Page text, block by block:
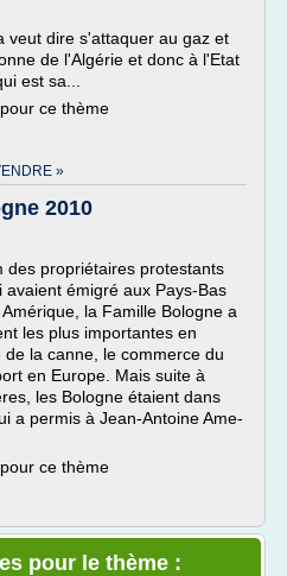
veut dire s'attaquer au gaz et
de l'Algérie et donc à l'Etat
est sa...
ce thème
»
2010
des propriétaires protestants
émigré aux Pays-Bas
la Famille Bologne a
les plus importantes en
la canne, le commerce du
en Europe. Mais suite à
les Bologne étaient dans
a permis à Jean-Antoine Ame-
ce thème
pour le thème :